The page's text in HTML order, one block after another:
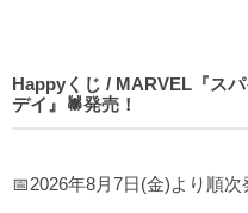
Happyくじ / MARVEL『ス
デイ』🕷発売！
📅2026年8月7日(金)より順次